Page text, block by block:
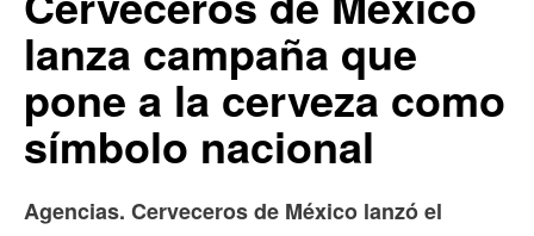
lanza campaña que
pone a la cerveza como
símbolo nacional
Agencias. Cerveceros de México lanzó el